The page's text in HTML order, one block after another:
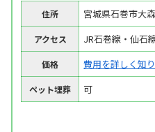
住所 宮城県石巻市大
アクセス JR石巻線・仙石
価格 費用を詳しく知
ペット埋葬 可